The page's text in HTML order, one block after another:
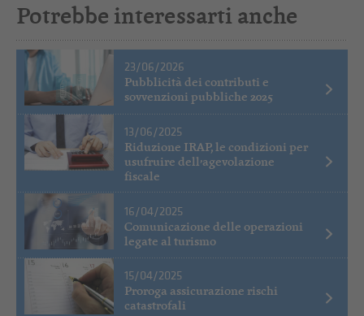
Potrebbe interessarti anche
23/06/2026
Pubblicità dei contributi e
sovvenzioni pubbliche 2025
13/06/2025
Riduzione IRAP, le condizioni per
usufruire dell’agevolazione
fiscale
16/04/2025
Comunicazione delle operazioni
legate al turismo
15/04/2025
Proroga assicurazione rischi
catastrofali